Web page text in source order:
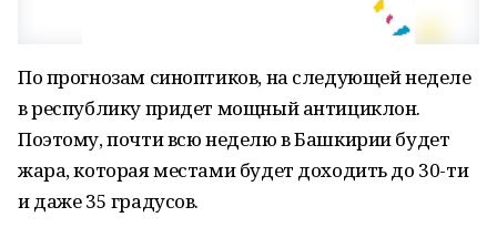
По прогнозам синоптиков, на следующей неделе
в республику придет мощный антициклон.
Поэтому, почти всю неделю в Башкирии будет
жара, которая местами будет доходить до 30-ти
и даже 35 градусов.